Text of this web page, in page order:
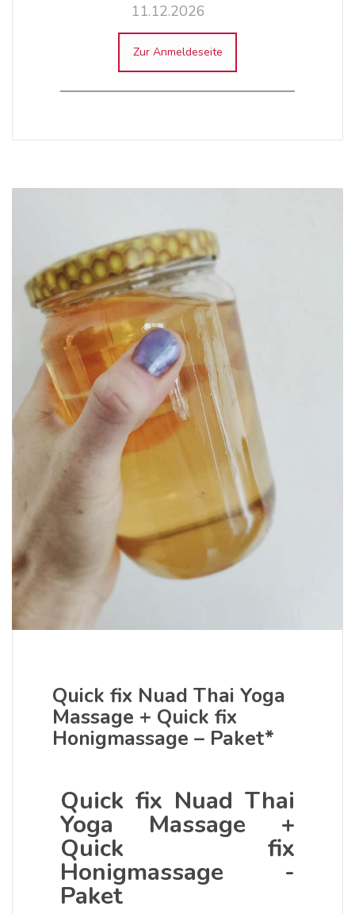
11.12.2026
Zur Anmeldeseite
Quick fix Nuad Thai Yoga
Massage + Quick fix
Honigmassage – Paket*
Quick fix Nuad Thai
Yoga Massage +
Quick fix
Honigmassage -
Paket